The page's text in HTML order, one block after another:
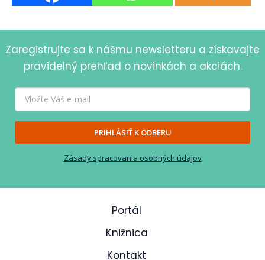
Zaregistrujte sa k nášmu newsletteru a získavajte
pravidelný prehľad o novinkách a akciách.
PRIHLÁSIŤ K ODBERU
Zásady spracovania osobných údajov
Portál
Knižnica
Kontakt